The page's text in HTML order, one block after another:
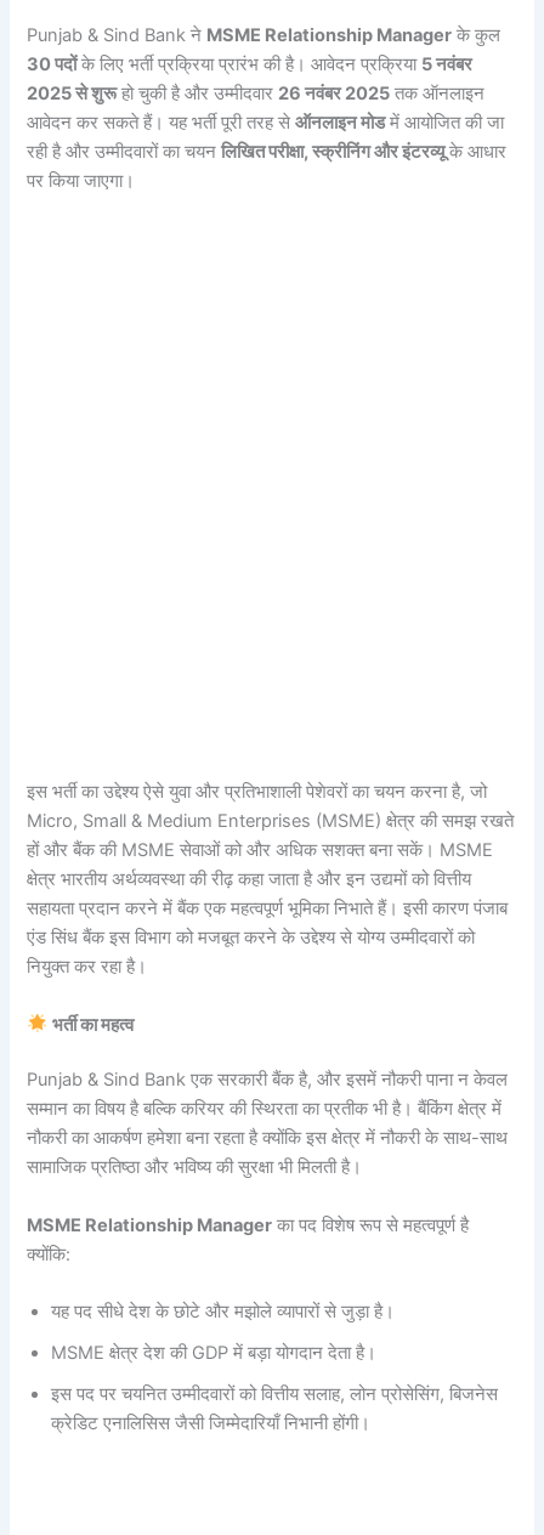
Punjab & Sind Bank ने MSME Relationship Manager के कुल
30 पदोंके लिए भर्ती प्रक्रिया प्रारंभ की है। आवेदन प्रक्रिया 5 नवंबर
2025 से शुरूहो चुकी है और उम्मीदवार 26 नवंबर 2025 तक ऑनलाइन
आवेदन कर सकते हैं। यह भर्ती पूरी तरह सेऑनलाइन मोडमें आयोजित की जा
रही है और उम्मीदवारों का चयनलिखित परीक्षा, स्क्रीनिंग और इंटरव्यूके आधार
पर किया जाएगा।
इस भर्ती का उद्देश्य ऐसे युवा और प्रतिभाशाली पेशेवरों का चयन करना है, जो
Micro, Small & Medium Enterprises (MSME) क्षेत्र की समझ रखते
हों और बैंक की MSME सेवाओं को और अधिक सशक्त बना सकें। MSME
क्षेत्र भारतीय अर्थव्यवस्था की रीढ़ कहा जाता है और इन उद्यमों को वित्तीय
सहायता प्रदान करने में बैंक एक महत्वपूर्ण भूमिका निभाते हैं। इसी कारण पंजाब
एंड सिंध बैंक इस विभाग को मजबूत करने के उद्देश्य से योग्य उम्मीदवारों को
नियुक्त कर रहा है।
भर्ती का महत्व
Punjab & Sind Bank एक सरकारी बैंक है, और इसमें नौकरी पाना न केवल
सम्मान का विषय है बल्कि करियर की स्थिरता का प्रतीक भी है। बैंकिंग क्षेत्र में
नौकरी का आकर्षण हमेशा बना रहता है क्योंकि इस क्षेत्र में नौकरी के साथ-साथ
सामाजिक प्रतिष्ठा और भविष्य की सुरक्षा भी मिलती है।
MSME Relationship Manager का पद विशेष रूप से महत्वपूर्ण है
क्योंकि:
यह पद सीधे देश के छोटे और मझोले व्यापारों से जुड़ा है।
MSME क्षेत्र देश की GDP में बड़ा योगदान देता है।
इस पद पर चयनित उम्मीदवारों को वित्तीय सलाह, लोन प्रोसेसिंग, बिजनेस
क्रेडिट एनालिसिस जैसी जिम्मेदारियाँ निभानी होंगी।